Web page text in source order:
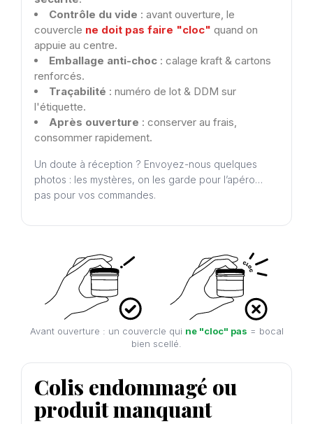
Contrôle du vide : avant ouverture, le
couvercle ne doit pas faire "cloc" quand on
appuie au centre.
Emballage anti-choc : calage kraft & cartons
renforcés.
Traçabilité : numéro de lot & DDM sur
l'étiquette.
Après ouverture : conserver au frais,
consommer rapidement.
Un doute à réception ? Envoyez-nous quelques
photos : les mystères, on les garde pour l’apéro…
pas pour vos commandes.
Avant ouverture : un couvercle qui ne "cloc" pas = bocal
bien scellé.
Colis endommagé ou
produit manquant